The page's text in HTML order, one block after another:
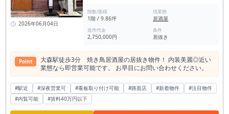
2026年06月04日
階数/面積
1階 / 9.86坪
現業態
居酒屋
造作代金
2,750,000円
条件
居抜き
Point
大森駅徒歩3分 焼き鳥居酒屋の居抜き物件！ 内装美麗◎近い
業態なら即営業可能です。 お早目にお問い合わせください。
#駅近 #深夜営業可 #看板取り付け可能 #路面店 #新着物件
#注目物件
#内覧可能
#賃料40万円以下